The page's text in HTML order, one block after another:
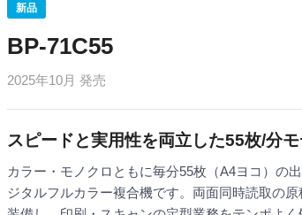
BP-71C55
2025年10月 発売
新品
スピードと実用性を両立した55枚/分
カラー・モノクロともに毎分55枚（A4ヨコ）の
ジタルフルカラー複合機です。両面同時読取の